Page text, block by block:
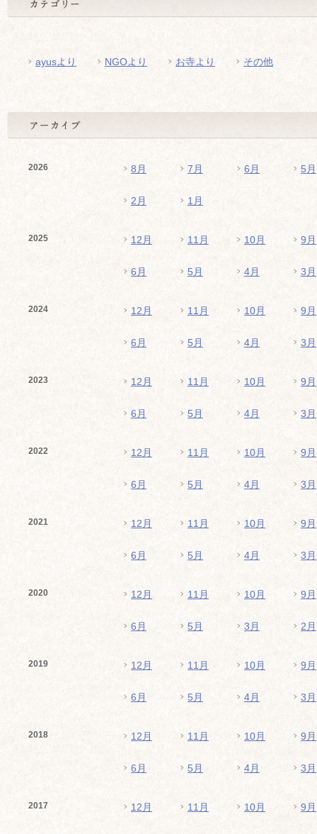
ayusより NGOより お寺より その他
2026 8月 7月 6月 5月
2月 1月
2025 12月 11月 10月 9月
6月 5月 4月 3月
2024 12月 11月 10月 9月
6月 5月 4月 3月
2023 12月 11月 10月 9月
6月 5月 4月 3月
2022 12月 11月 10月 9月
6月 5月 4月 3月
2021 12月 11月 10月 9月
6月 5月 4月 3月
2020 12月 11月 10月 9月
6月 5月 3月 2月
2019 12月 11月 10月 9月
6月 5月 4月 3月
2018 12月 11月 10月 9月
6月 5月 4月 3月
2017 12月 11月 10月 9月